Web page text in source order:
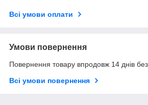
Всі умови оплати
Умови повернення
Повернення товару впродовж 14 днів
Всі умови повернення